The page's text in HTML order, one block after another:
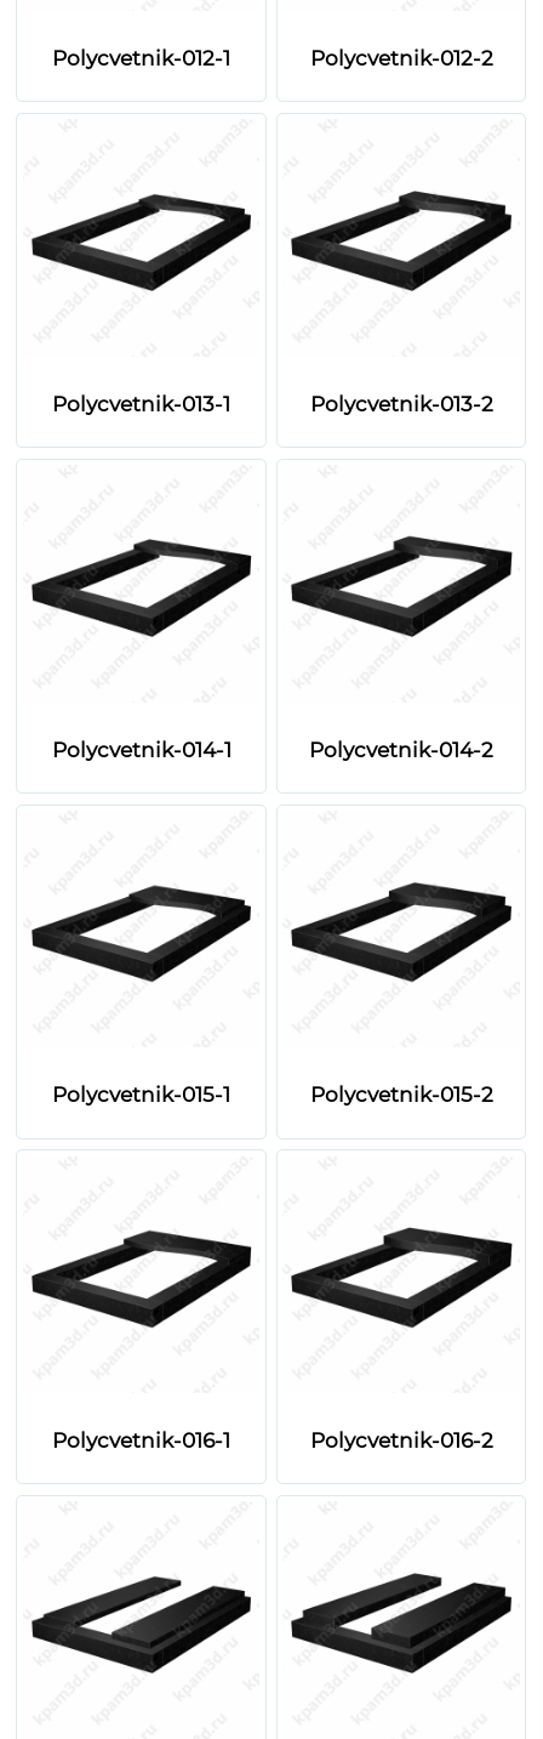
Polycvetnik-012-1 Polycvetnik-012-2
Polycvetnik-013-1 Polycvetnik-013-2
Polycvetnik-014-1 Polycvetnik-014-2
Polycvetnik-015-1 Polycvetnik-015-2
Polycvetnik-016-1 Polycvetnik-016-2